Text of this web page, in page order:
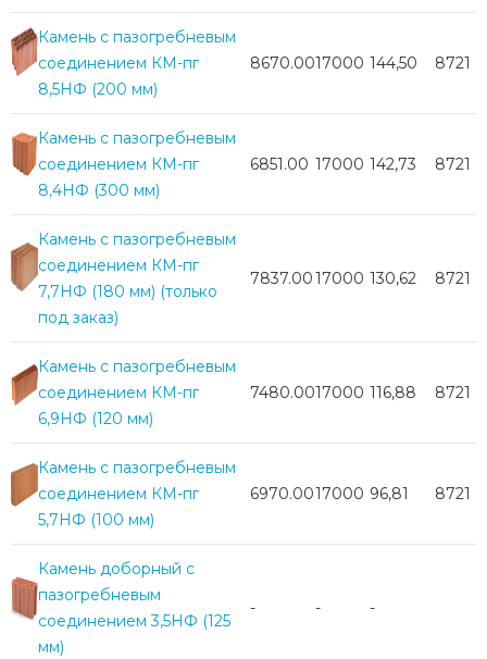
Камень с пазогребневым
соединением КМ-пг
8,5НФ (200 мм)
8670.0017000 144,50 8721
Камень с пазогребневым
соединением КМ-пг
8,4НФ (300 мм)
6851.00 17000 142,73 8721
Камень с пазогребневым
соединением КМ-пг
7,7НФ (180 мм) (только
под заказ)
7837.0017000 130,62 8721
Камень с пазогребневым
соединением КМ-пг
6,9НФ (120 мм)
7480.0017000 116,88 8721
Камень с пазогребневым
соединением КМ-пг
5,7НФ (100 мм)
6970.0017000 96,81 8721
Камень доборный с
пазогребневым
соединением 3,5НФ (125
мм)
- - -